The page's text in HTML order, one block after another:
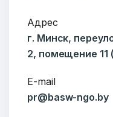
Тема
Сообщение
Адрес
г. Минск,
2, помещение 11
E-mail
pr@basw-ngo.by